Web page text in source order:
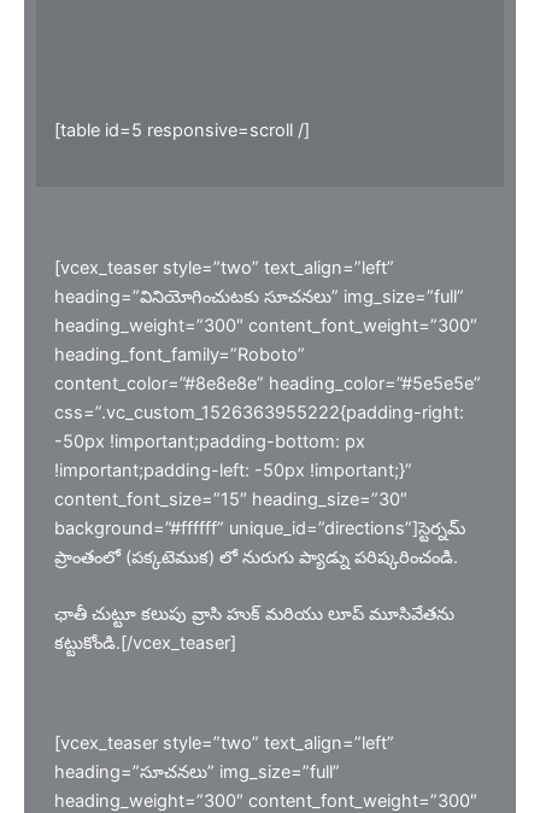
[table id=5 responsive=scroll /]
[vcex_teaser style=”two” text_align=”left”
heading=”వినియోగించుటకు సూచనలు” img_size=”full”
heading_weight=”300″ content_font_weight=”300″
heading_font_family=”Roboto”
content_color=”#8e8e8e” heading_color=”#5e5e5e”
css=”.vc_custom_1526363955222{padding-right:
-50px !important;padding-bottom: px
!important;padding-left: -50px !important;}”
content_font_size=”15″ heading_size=”30″
background=”#ffffff” unique_id=”directions”]స్టెర్నమ్
ప్రాంతంలో (పక్కటెముక) లో నురుగు ప్యాడ్ను పరిష్కరించండి.
ఛాతీ చుట్టూ కలుపు వ్రాసి హుక్ మరియు లూప్ మూసివేతను
కట్టుకోండి.[/vcex_teaser]
[vcex_teaser style=”two” text_align=”left”
heading=”సూచనలు” img_size=”full”
heading_weight=”300″ content_font_weight=”300″